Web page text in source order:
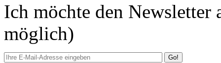
Ich möchte den
möglich)
Go!